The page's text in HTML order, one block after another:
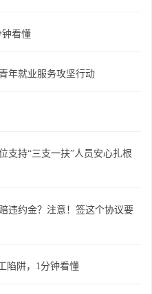
钟看懂
年就业服务攻坚行动
支持“三支一扶”人员安心扎根
违约金？注意！签这个协议要
陷阱，1分钟看懂